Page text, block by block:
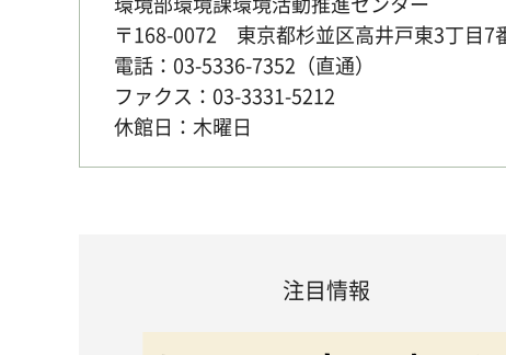
〒168-0072 東京都杉並区高井戸東3丁目7
電話：03-5336-7352（直通）
ファクス：03-3331-5212
休館日：木曜日
注目情報